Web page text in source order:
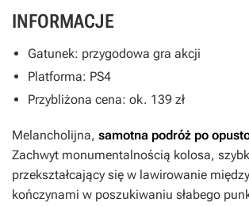
INFORMACJE
Gatunek: przygodowa gra akcji
Platforma: PS4
Przybliżona cena: ok. 139 zł
Melancholijna, samotna podróż po
Zachwyt monumentalnością kolosa,
przekształcający się w lawirowanie
kończynami w poszukiwaniu słabego